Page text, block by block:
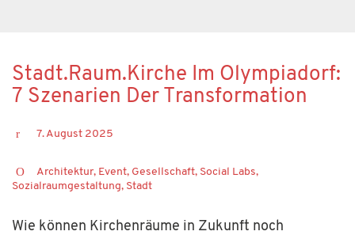
Stadt.Raum.Kirche Im Olympiadorf:
7 Szenarien Der Transformation
7. August 2025
Architektur, Event, Gesellschaft, Social Labs,
Sozialraumgestaltung, Stadt
Wie können Kirchenräume in Zukunft noch